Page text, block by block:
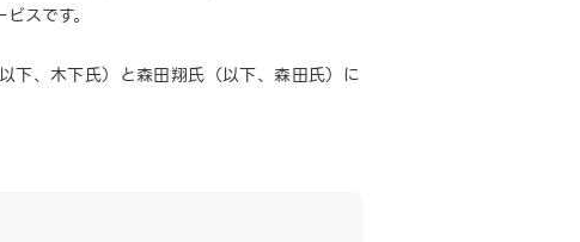
スです。
下、木下氏）と森田翔氏（以下、森田氏）に